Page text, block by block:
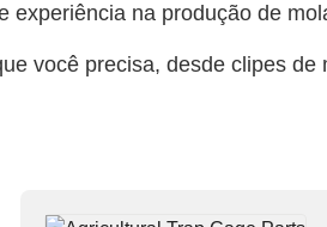
experiência na produção de
você precisa, desde clipes de